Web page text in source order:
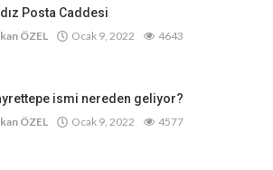
Posta Caddesi
ÖZEL Ocak 9, 2022 4643
ismi nereden geliyor?
ÖZEL Ocak 9, 2022 4577